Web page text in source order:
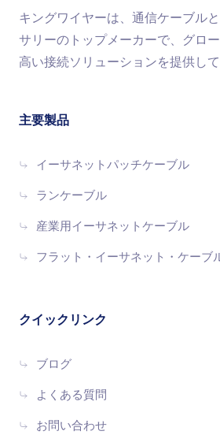
キングワイヤーは、通信ケーブル
サリーのトップメーカーで、グロ
高い接続ソリューションを提供して
主要製品
イーサネットパッチケーブル
ランケーブル
産業用イーサネットケーブル
フラット・イーサネット・ケーブ
クイックリンク
ブログ
よくある質問
お問い合わせ